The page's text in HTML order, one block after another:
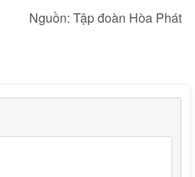
Nguồn: Tập đoàn Hòa Phát